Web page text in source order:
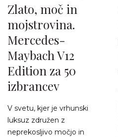
Zlato, moč in
mojstrovina.
Mercedes-
Maybach V12
Edition za 50
izbrancev
V svetu, kjer je vrhunski
luksuz združen z
neprekosljivo močjo in